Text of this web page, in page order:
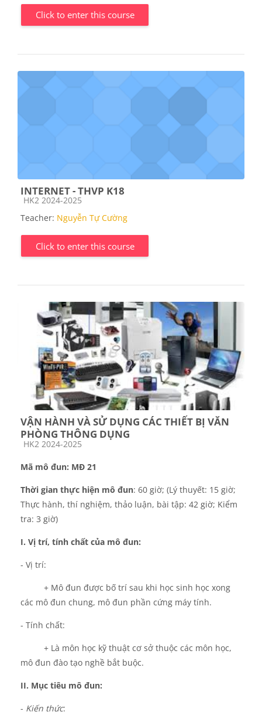
Click to enter this course
INTERNET - THVP K18
Course category
HK2 2024-2025
Teacher: Nguyễn Tự Cường
Click to enter this course
VẬN HÀNH VÀ SỬ DỤNG CÁC THIẾT BỊ VĂN
PHÒNG THÔNG DỤNG
Course category
HK2 2024-2025
Mã mô đun: MĐ 21
Thời gian thực hiện mô đun: 60 giờ; (Lý thuyết: 15 giờ;
Thực hành, thí nghiệm, thảo luận, bài tập: 42 giờ; Kiểm
tra: 3 giờ)
I. Vị trí, tính chất của mô đun:
- Vị trí:
+ Mô đun được bố trí sau khi học sinh học xong
các mô đun chung, mô đun phần cứng máy tính.
- Tính chất:
+ Là môn học kỹ thuật cơ sở thuộc các môn học,
mô đun đào tạo nghề bắt buộc.
II. Mục tiêu mô đun:
- Kiến thức: